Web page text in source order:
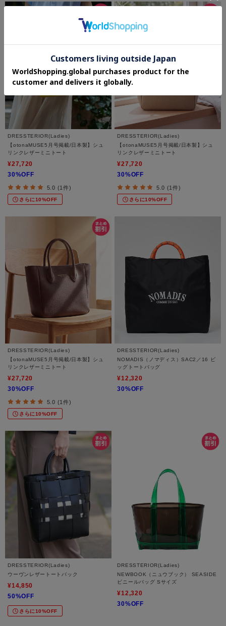
DRESSTERIOR(Ladies)
【otonaMUSE5月号掲載/日本製】シュ
リンクレザーミニトート
¥27,720
30%OFF
5.0 (1件)
さらに10%OFF
DRESSTERIOR(Ladies)
【otonaMUSE5月号掲載/日本製】シュ
リンクレザーミニトート
¥27,720
30%OFF
5.0 (1件)
さらに10%OFF
DRESSTERIOR(Ladies)
【otonaMUSE5月号掲載/日本製】シュ
リンクレザーミニトート
¥27,720
30%OFF
5.0 (1件)
さらに10%OFF
DRESSTERIOR(Ladies)
NOMADIS（ノマディス）SAC2／16 ビ
ッグトートバッグ
¥12,320
30%OFF
DRESSTERIOR(Ladies)
ウーヴンレザートートバック
¥14,850
50%OFF
さらに10%OFF
DRESSTERIOR(Ladies)
NEWBOOK（ニュウブック） SEASIDE
ビニールバッグ Sサイズ
¥12,320
30%OFF